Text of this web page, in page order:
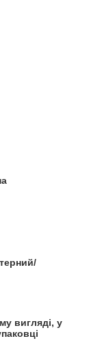
вигляді, у